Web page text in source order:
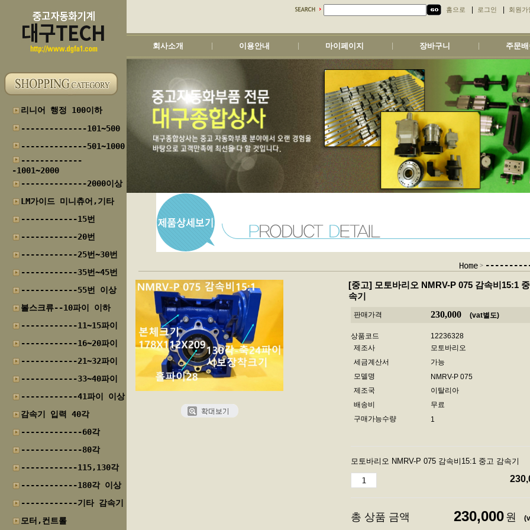
홈으로 로그인 회원가
회사소개 이용안내 마이페이지 장바구니 주문배
리니어 행정 100이하
--------------101~500
--------------501~1000
-------------
-1001~2000
--------------2000이상
LM가이드 미니츄어,기타
------------15번
------------20번
------------25번~30번
------------35번~45번
------------55번 이상
볼스크류--10파이 이하
------------11~15파이
------------16~20파이
------------21~32파이
------------33~40파이
------------41파이 이상
감속기 입력 40각
-------------60각
-------------80각
------------115,130각
------------180각 이상
------------기타 감속기
모터,컨트롤
Home >
[중고] 모토바리오 NMRV-P 075 감속비15:1
속기
판매가격 230,000 (vat별도)
상품코드
12236328
제조사
모토바리오
세금계산서
가능
모델명
NMRV-P 075
제조국
이탈리아
배송비
무료
구매가능수량
1
모토바리오 NMRV-P 075 감속비15:1 중고 감속기
총 상품 금액 230,000 원